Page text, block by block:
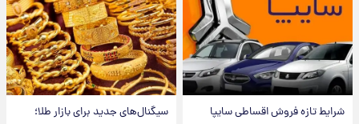
شرایط تازه فروش اقساطی سایپا
سیگنال‌های جدید برای بازار طلا؛